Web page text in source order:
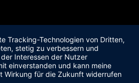
Tracking-Technologien von Dritten,
stetig zu verbessern und
Interessen der Nutzer
einverstanden und kann meine
Wirkung für die Zukunft widerrufen